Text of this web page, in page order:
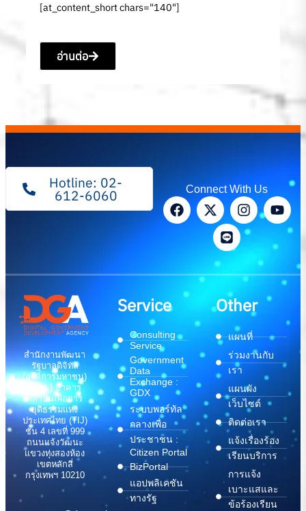
[at_content_short chars="140"]
อ่านต่อ
Hotline: 02-
612-6060 Connect With Us
สำนักงานพัฒนา
รัฐบาลดิจิทัล
(องค์การมหาชน)
(สพร.) อาคาร
สถาบันเพื่อการ
ยุติธรรมแห่ง
ประเทศไทย (TIJ)
ชั้น 4 เลขที่ 999
ถนนแจ้งวัฒนะ
แขวงทุ่งสองห้อง
เขตหลักสี่
กรุงเทพฯ 10210
Service
Consulting
Service
Government
Data
Exchange :
GDX
ระบบพอร์ทัล
กลางเพื่อ
ประชาชน :
Citizen Portal
BizPortal
แอปพลิเคชัน
ทางรัฐ
Other
แผนที่
ร่วมงานกับ
เรา
แผนผัง
เว็บไซต์
ติดต่อเรา
แจ้งเรื่องร้อง
เรียนบริการ
การแจ้ง
เบาะแสและ
ข้อร้องเรียน